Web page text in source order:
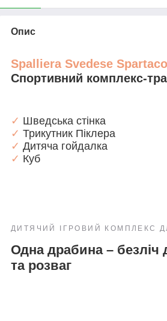
Опис
Spalliera Svedese Spartaco
Cпортивний комплекс-
✓ Шведська стінка
✓ Трикутник Піклера
✓ Дитяча гойдалка
✓ Куб
ДИТЯЧИЙ ІГРОВИЙ КОМПЛЕКС
Одна драбина – безліч
та розваг